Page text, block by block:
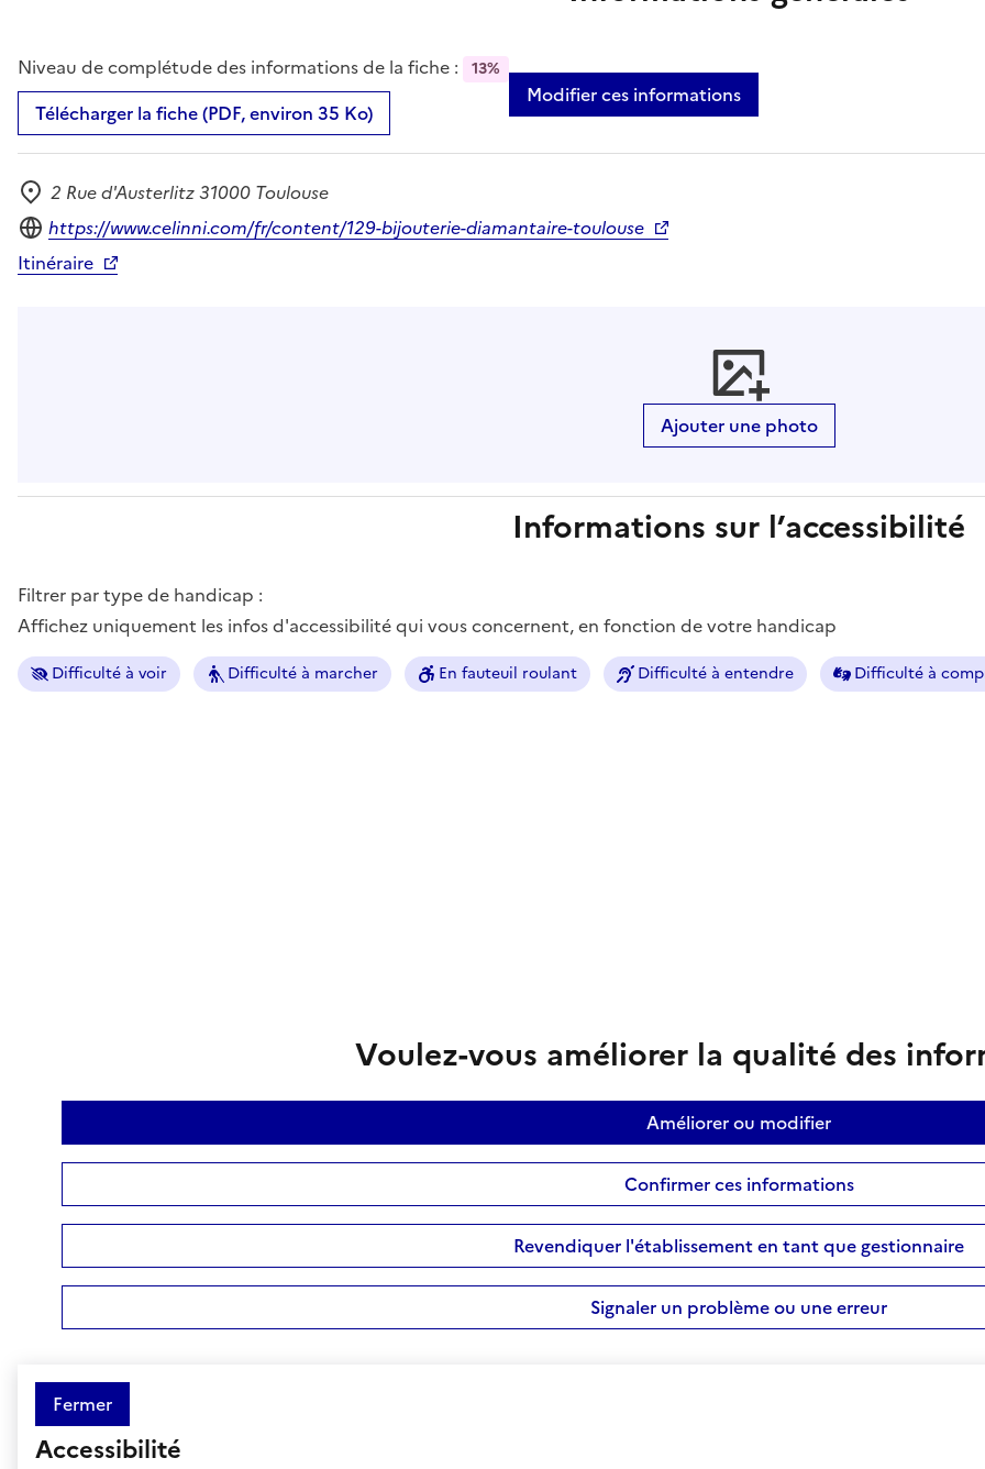
Niveau de complétude des informations de la fiche : 13%
Télécharger la fiche (PDF, environ 35 Ko)
Modifier ces informations
Adresse
2 Rue d'Austerlitz 31000 Toulouse
Site internet
https://www.celinni.com/fr/content/129-bijouterie-diamantaire-toulouse
Itinéraire
Ajouter une photo
Informations sur l’accessibilité
Filtrer par type de handicap :
Affichez uniquement les infos d'accessibilité qui vous concernent, en fonction de votre handicap
Difficulté à voir Difficulté à marcher En fauteuil roulant Difficulté à entendre Difficulté à
Voulez-vous améliorer la qualité des
Améliorer ou modifier
Confirmer ces informations
Revendiquer l'établissement en tant que gestionnaire
Signaler un problème ou une erreur
Fermer
Accessibilité